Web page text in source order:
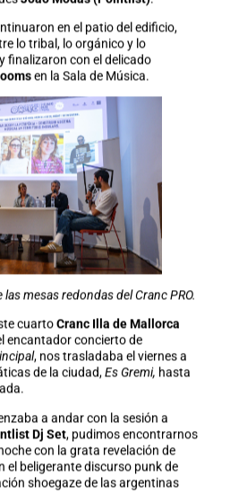
en el patio del edificio,
lo tribal, lo orgánico y lo
finalizaron con el delicado
en la Sala de Música.
mesas redondas del Cranc PRO.
cuartoCranc Illa de Mallorca
encantador concierto de
, nos trasladaba el viernes a
de la ciudad, Es Gremi, hasta
a andar con la sesión a
Dj Set, pudimos encontrarnos
con la grata revelación de
el beligerante discurso punk de
shoegaze de las argentinas